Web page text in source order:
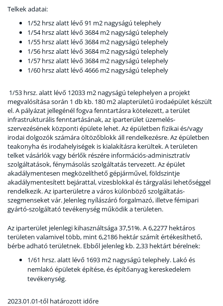
Telkek adatai:
1/52 hrsz alatt lévő 91 m2 nagyságú telephely
1/54 hrsz alatt lévő 3684 m2 nagyságú telephely
1/55 hrsz alatt lévő 3684 m2 nagyságú telephely
1/56 hrsz alatt lévő 3684 m2 nagyságú telephely
1/57 hrsz alatt lévő 3684 m2 nagyságú telephely
1/60 hrsz alatt lévő 4666 m2 nagyságú telephely
1/53 hrsz. alatt lévő 12033 m2 nagyságú telephelyen a projekt
megvalósítása során 1 db kb. 180 m2 alapterületű irodaépület készült
el. A pályázat jellegénél fogva fenntartásra kötelezett, a terület
infrastrukturális fenntartásának, az iparterület üzemelés-
szervezésének központi épülete lehet. Az épületben fizikai és/vagy
irodai dolgozók számára öltözőblokk áll rendelkezésre. Az épületben
teakonyha és irodahelyiségek is kialakításra kerültek. A területen
telket vásárlók vagy bérlők részére információs-adminisztratív
szolgáltatások, fénymásolás szolgáltatás tervezett. Az épület
akadálymentesen megközelíthető gépjárművel, földszintje
akadálymentesített bejárattal, vizesblokkal és tárgyalási lehetőséggel
rendelkezik. Az iparterületre a város különböző szolgáltatás-
szegmenseket vár. Jelenleg nyílászáró forgalmazó, illetve fémipari
gyártó-szolgáltató tevékenység működik a területen.
Az iparterület jelenlegi kihasználtsága 37,51%. A 6,2277 hektáros
területen valamivel több, mint 6,2186 hektár számít értékesíthető,
bérbe adható területnek. Ebből jelenleg kb. 2,33 hektárt bérelnek:
1/61 hrsz. alatt lévő 1693 m2 nagyságú telephely. Lakó és
nemlakó épületek építése, és építőanyag kereskedelem
tevékenység.
2023.01.01-től határozott időre